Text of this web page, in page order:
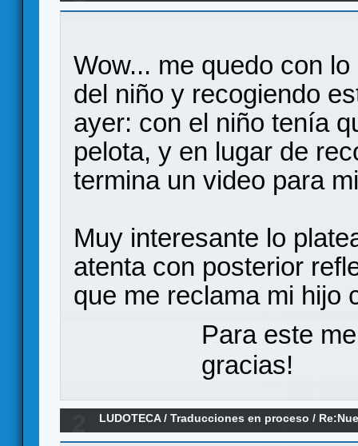
mesa. "Dificultad poética"
Wow... me quedo con
del niño y recogiendo
ayer: con el niño tenía
pelota, y en lugar de
termina un video para
Muy interesante lo
atenta con posterior
que me reclama mi hijo
Para este
gracias!
LUDOTECA/Traducciones en proceso /
Tännhauser (FINALIZADO!)